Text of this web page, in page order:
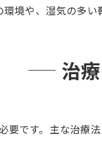
境や、湿気の多い
治
です。主な治療法